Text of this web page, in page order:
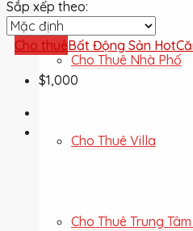
Cho Thuê Nhà Phố
Cho Thuê Villa
Cho Thuê Trung
Sắp xếp theo:
Cho thuêBất Động Sản Hot
$1,000